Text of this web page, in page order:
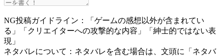
NG投稿ガイドライン：「ゲームの感想以外が含まれてい
る」「クリエイターへの攻撃的な内容」「紳士的ではない表
現」
ネタバレについて：ネタバレを含む場合は、文頭に「ネタバ